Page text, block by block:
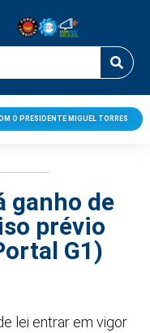
O PRESIDENTE MIGUEL TORRES
ganho de
prévio
G1)
lei entrar em vigor